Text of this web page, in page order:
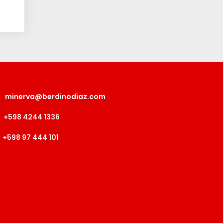
minerva@berdinodiaz.com
+598 4244 1336
+598 97 444 101